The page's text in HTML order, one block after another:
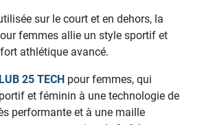
sur le court et en dehors, la
femmes allie un style sportif et
athlétique avancé.
25 TECH pour femmes, qui
et féminin à une technologie de
performante et à une maille